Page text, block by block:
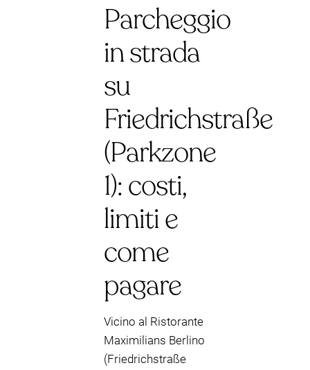
Parcheggio
in strada
su
Friedrichstraße
(Parkzone
1): costi,
limiti e
come
pagare
Vicino al Ristorante
Maximilians Berlino
(Friedrichstraße